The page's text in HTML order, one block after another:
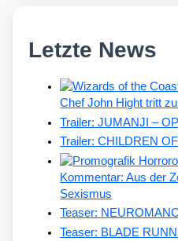
Letzte News
Chef John Hight tritt
Trailer: JUMANJI –
Trailer: CHILDREN
Kommentar: Aus der
Sexismus
Teaser:
Teaser: BLADE